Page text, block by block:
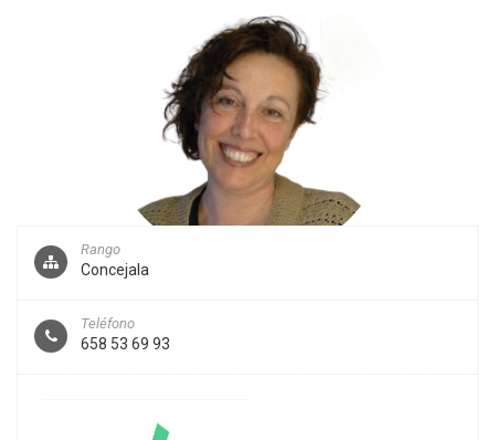
Rango
Concejala
Teléfono
658 53 69 93